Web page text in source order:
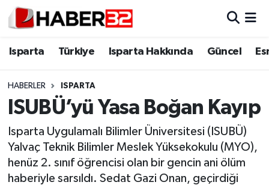
Isparta Türkiye Isparta Hakkında Güncel
HABERLER ISPARTA
ISUBÜ’yü Yasa Boğan Kayıp
Isparta Uygulamalı Bilimler Üniversitesi (ISUBÜ)
Yalvaç Teknik Bilimler Meslek Yüksekokulu (MYO),
henüz 2. sınıf öğrencisi olan bir gencin ani ölüm
haberiyle sarsıldı. Sedat Gazi Onan, geçirdiği
Isparta
Esnaf Diyor ki;
ASAYİŞ
BİLİM VE TEKNOLOJİ
Isparta Nöbetçi Eczaneler
Isparta Trafik Yoğunluk Haritası
Süper Lig Puan Durumu ve Fikstür
Tüm Manşetler